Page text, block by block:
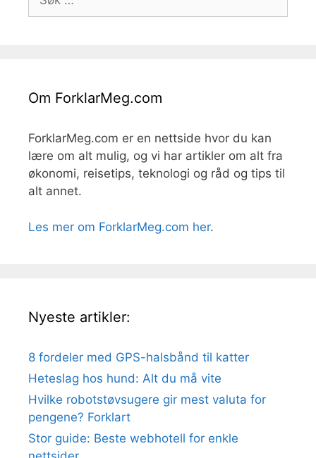
etter:
Om ForklarMeg.com
ForklarMeg.com er en nettside hvor du kan
lære om alt mulig, og vi har artikler om alt fra
økonomi, reisetips, teknologi og råd og tips til
alt annet.
Les mer om ForklarMeg.com her.
Nyeste artikler:
8 fordeler med GPS-halsbånd til katter
Heteslag hos hund: Alt du må vite
Hvilke robotstøvsugere gir mest valuta for
pengene? Forklart
Stor guide: Beste webhotell for enkle